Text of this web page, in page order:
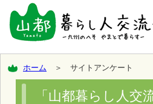
ホーム ＞ サイトアンケート
「山都暮らし人